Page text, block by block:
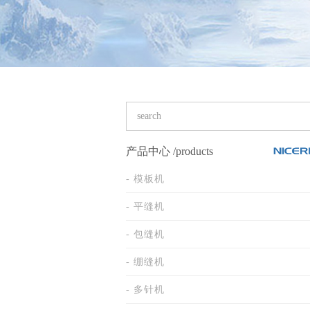
产品中心 /products
- 模板机
- 平缝机
- 包缝机
- 绷缝机
- 多针机